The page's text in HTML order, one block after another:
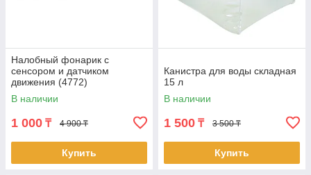
Налобный фонарик с
сенсором и датчиком
движения (4772)
В наличии
1 000 ₸ 4 900 ₸
Купить
Канистра для воды складная
15 л
В наличии
1 500 ₸ 3 500 ₸
Купить